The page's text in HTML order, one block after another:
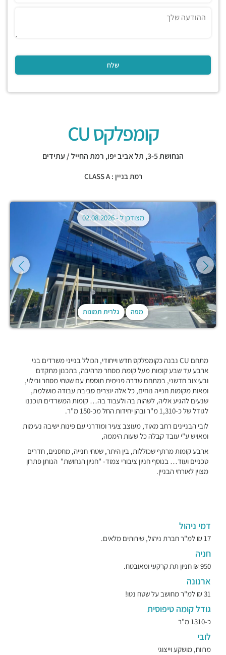
קומפלקס CU
הנחושת 3-5, תל אביב יפו, רמת החייל / עתידים
רמת בניין : CLASS A
מפה גלרית תמונות
מצודכן ל -02.08.2026
מתחם CU נבנה כקומפלקס חדש וייחודי, הכולל בנייני משרדים בני
ארבע עד שבע קומות מעל קומת מסחר מרהיבה, בתכנון מתקדם
ובעיצוב חדשני, במתחם שדרה פנימית תוססת עם שטחי מסחר ובילוי,
ומאות מקומות חנייה נוחים, כל אלה יוצרים סביבת עבודה מושלמת,
שנעים להגיע אליה, לשהות בה ולעבוד בה… קומות המשרדים תוכננו
לגודל של כ-1,310 מ"ר ובהן יחידות החל מכ-150 מ"ר.
לובי הבניינים רחב מאוד, מעוצב צעיר ומודרני עם פינות ישיבה נעימות
ומאויש ע"י עובד קבלה כל שעות היממה,
ארבע קומות מרתף שכוללות, בין היתר, שטחי חנייה, מחסנים, חדרים
טכניים ועוד… בנוסף חניון ציבורי צמוד- "חניון הנחושת" הנותן פתרון
מצוין לאורחי הבניין.
דמי ניהול
17 ₪ למ"ר חברת ניהול, שירותים מלאים.
חניה
950 ₪ חניון תת קרקעי ומאובטח.
ארנונה
31 ₪ למ"ר מחושב על שטח נטו!
גודל קומה טיפוסית
כ-1310 מ"ר
לובי
מרווח, מושקע וייצוגי